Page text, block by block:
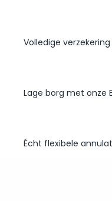
Volledige
Lage borg met onze
Écht flexibele